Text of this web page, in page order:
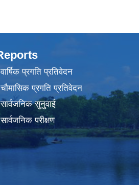
वार्षिक प्रगति प्रतिवेदन
चौमासिक प्रगति प्रतिवेदन
सार्वजनिक सुनुवाई
सार्वजनिक परीक्षण